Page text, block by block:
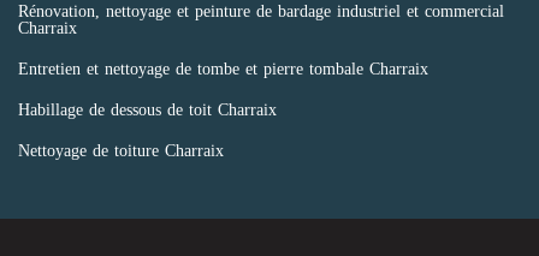
Rénovation, nettoyage et peinture de bardage industriel et commercial
Charraix
Entretien et nettoyage de tombe et pierre tombale Charraix
Habillage de dessous de toit Charraix
Nettoyage de toiture Charraix